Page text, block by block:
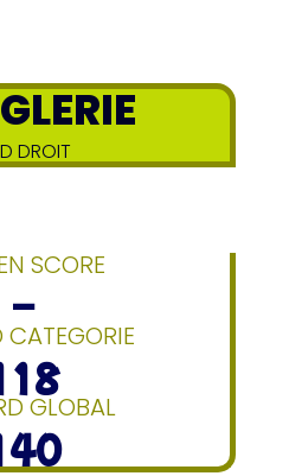
DROIT
SCORE
–
CATEGORIE
GLOBAL